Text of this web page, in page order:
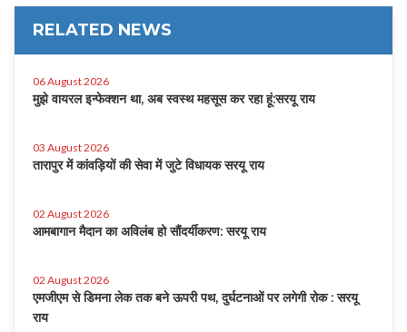
RELATED NEWS
06 August 2026
मुझे वायरल इन्फेक्शन था, अब स्वस्थ महसूस कर रहा हूं:सरयू राय
03 August 2026
तारापुर में कांवड़ियों की सेवा में जुटे विधायक सरयू राय
02 August 2026
आमबागान मैदान का अविलंब हो सौंदर्यीकरण: सरयू राय
02 August 2026
एमजीएम से डिमना लेक तक बने ऊपरी पथ, दुर्घटनाओं पर लगेगी रोक : सरयू
राय